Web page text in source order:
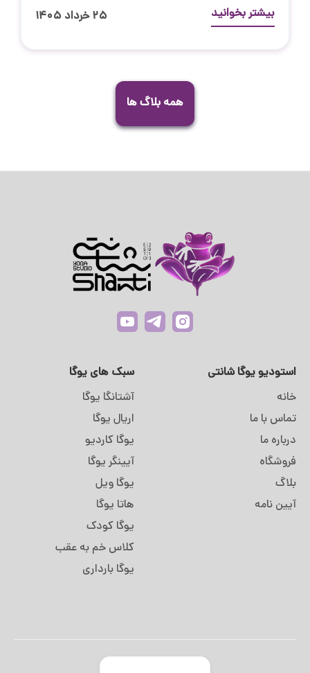
بیشتر بخوانید ۲۵ خرداد ۱۴۰۵
همه بلاگ ها
استودیو یوگا شانتی
خانه
تماس با ما
درباره ما
فروشگاه
بلاگ
آیین نامه
سبک های یوگا
آشتانگا یوگا
اریال یوگا
یوگا کاردیو
آیینگر یوگا
یوگا ویل
هاتا یوگا
یوگا کودک
کلاس خم به عقب
یوگا بارداری